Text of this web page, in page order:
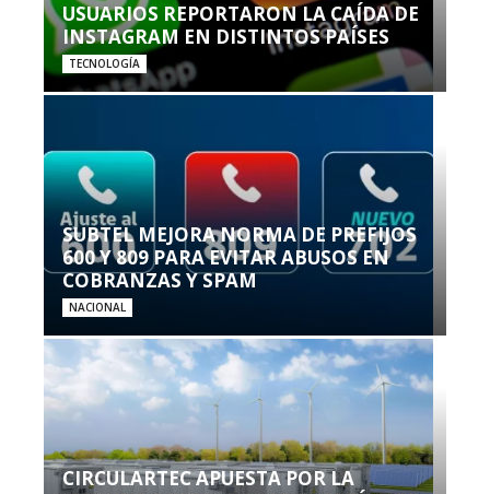
USUARIOS REPORTARON LA CAÍDA DE
INSTAGRAM EN DISTINTOS PAÍSES
TECNOLOGÍA
SUBTEL MEJORA NORMA DE PREFIJOS
600 Y 809 PARA EVITAR ABUSOS EN
COBRANZAS Y SPAM
NACIONAL
CIRCULARTEC APUESTA POR LA